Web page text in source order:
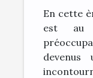
En cette
est au
devenus